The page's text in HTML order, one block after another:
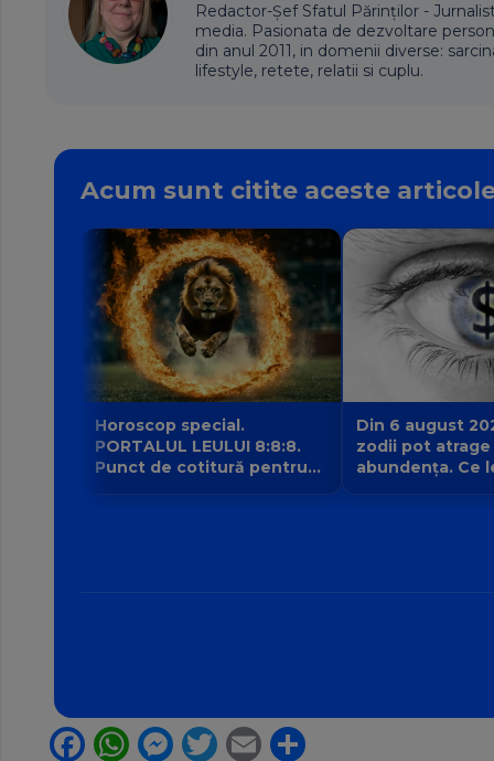
Redactor-Șef Sfatul Părinților -
media. Pasionata de dezvoltare
din anul 2011, in domenii diverse:
lifestyle, retete, relatii si cuplu.
Acum sunt citite aceste
Horoscop special.
PORTALUL LEULUI 8:8:8.
Punct de cotitură pentru
Din 6 august
zodii pot
abundența. Ce
Facebook
WhatsApp
Messenger
Twitter
Email